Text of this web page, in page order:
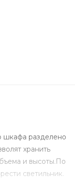
шкафа разделено
хранить
и высоты.По
светильник.